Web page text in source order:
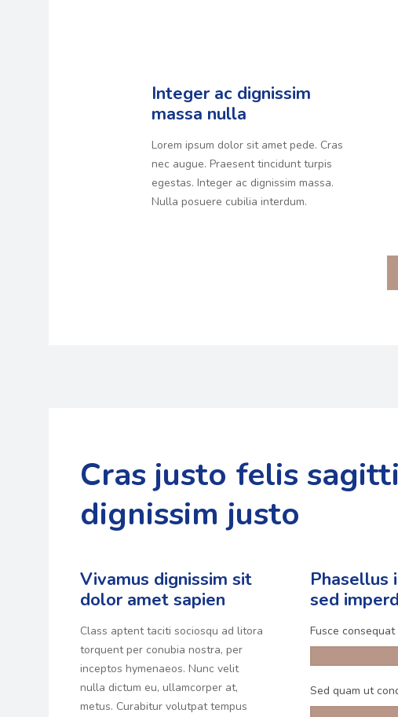
Integer ac dignissim
massa nulla
Lorem ipsum dolor sit amet pede. Cras
nec augue. Praesent tincidunt turpis
egestas. Integer ac dignissim massa.
Nulla posuere cubilia interdum.
Cras justo felis
dignissim justo
Vivamus dignissim sit
dolor amet sapien
Class aptent taciti sociosqu ad litora
torquent per conubia nostra, per
inceptos hymenaeos. Nunc velit
nulla dictum eu, ullamcorper at,
metus. Curabitur volutpat tempus
Phasellus
sed
Fusce
Sed quam ut